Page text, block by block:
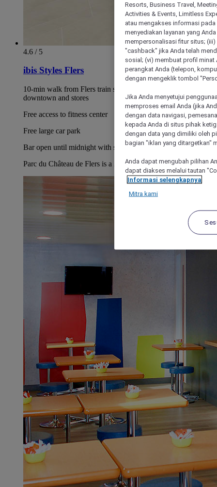
4.6 / 5
ibis Styles Flers
10-min walk from Flers train station. 15-min walk from
downtown and stores
Free access to fitness center
Free large car park
Bar open until midnight with snacks available 24/7
Parc du Château de Flers is a 2-minute walk away
Resorts, Business Travel,
Activities & Events, Limitless
atau mengakses informasi
menyediakan layanan yang
mempersonalisasi fitur situs;
"cashback" jika Anda telah
sosial; (vi) membuat profil
perangkat Anda (telepon,
dengan mengeklik tombol
Jika Anda menyetujui
memproses email Anda (jika
dengan data navigasi,
kepada Anda di situs pihak
dengan data yang dimiliki oleh
bagian "iklan yang ditargetkan"
Anda dapat mengubah pilihan
dapat diakses melalui tautan
Informasi selengkapnya
Mitra kami